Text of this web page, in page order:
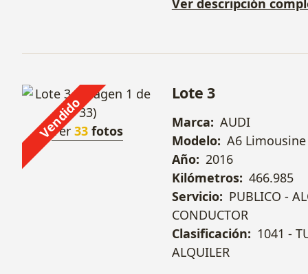
Ver descripción
Vendido
Ver33 fotos
Lote 3
Marca: AUDI
Modelo: A6 Limousine
Año: 2016
Kilómetros: 466.985
Servicio: PUBLICO -
CONDUCTOR
Clasificación: 1041 -
ALQUILER